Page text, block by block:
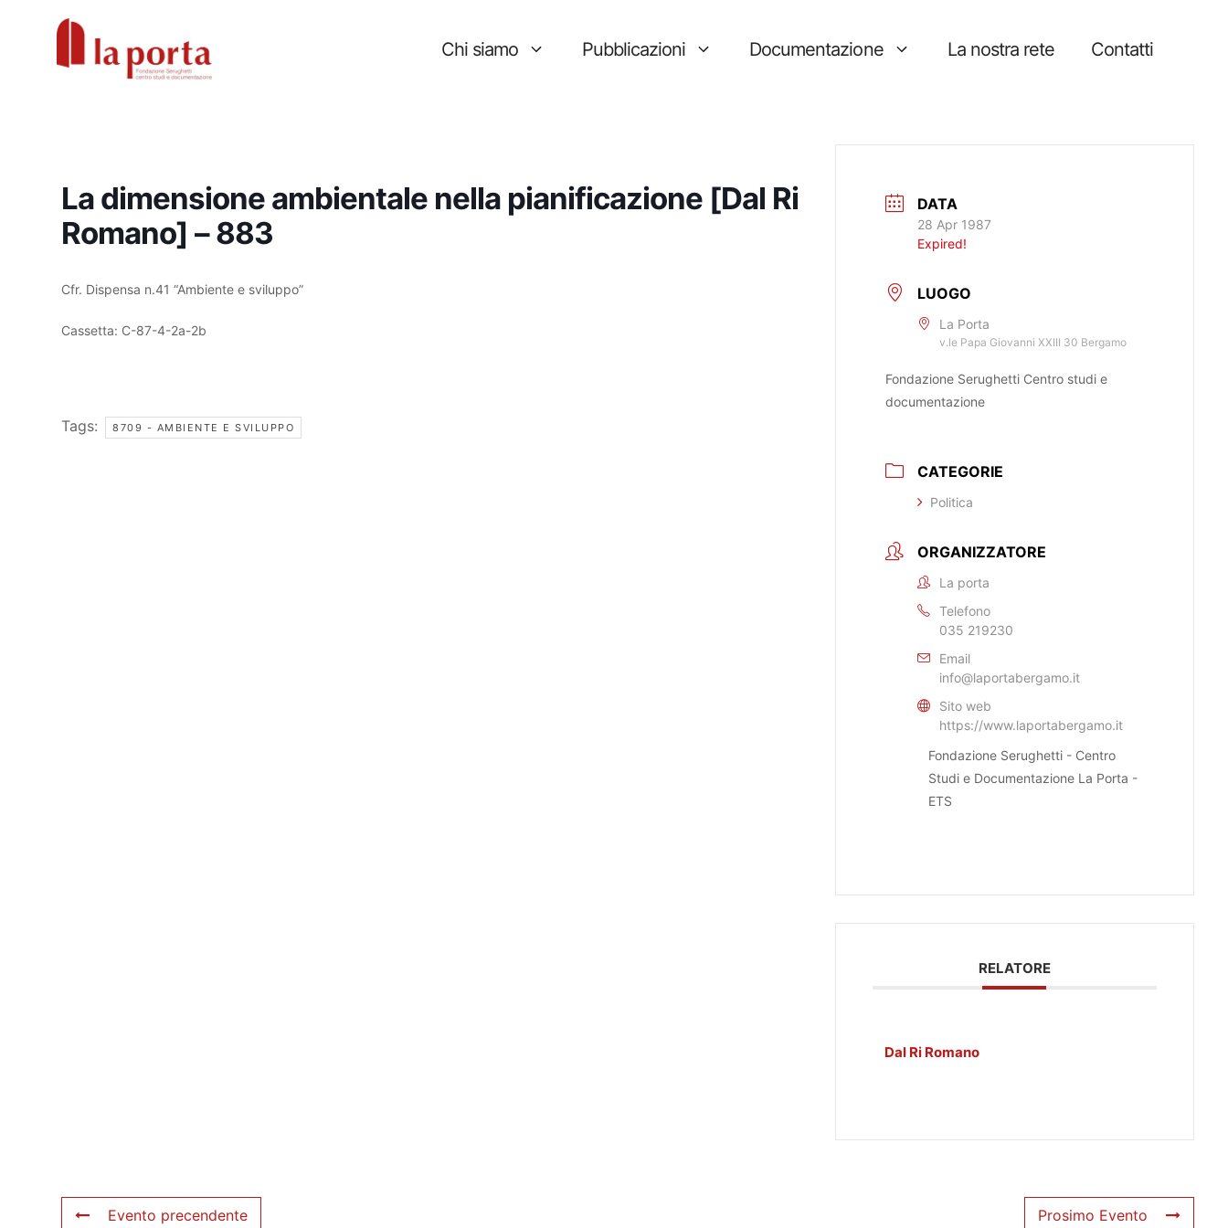
Chi siamo Pubblicazioni Documentazione La nostra rete Contatti
La dimensione ambientale nella pianificazione [Dal Ri
Romano] – 883
Cfr. Dispensa n.41 “Ambiente e sviluppo”
Cassetta: C-87-4-2a-2b
Tags: 8709 - AMBIENTE E SVILUPPO
DATA
28 Apr 1987
Expired!
LUOGO
La Porta
v.le Papa Giovanni XXIII 30 Bergamo
Fondazione Serughetti Centro studi e
documentazione
CATEGORIE
Politica
ORGANIZZATORE
La porta
Telefono
035 219230
Email
info@laportabergamo.it
Sito web
https://www.laportabergamo.it
Fondazione Serughetti - Centro
Studi e Documentazione La Porta -
ETS
RELATORE
Dal Ri Romano
Evento precendente Prosimo Evento